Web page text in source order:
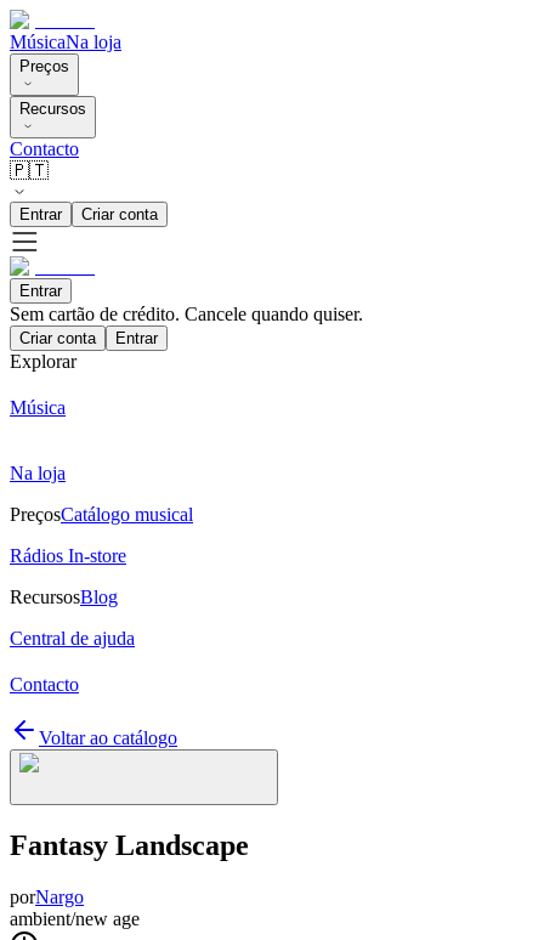
MúsicaNa loja
Preços
Recursos
Contacto
🇵🇹
Entrar Criar conta
Entrar
Sem cartão de crédito. Cancele quando quiser.
Criar conta Entrar
Explorar
Música
Na loja
PreçosCatálogo musical
Rádios In-store
RecursosBlog
Central de ajuda
Contacto
Voltar ao catálogo
Fantasy Landscape
porNargo
ambient/new age